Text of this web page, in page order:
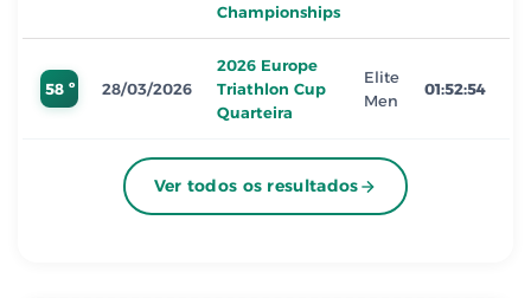
Championships
58 º 28/03/2026
2026 Europe
Triathlon Cup
Quarteira
Elite
Men
01:52:54
Ver todos os resultados